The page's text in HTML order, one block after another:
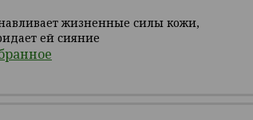
жизненные силы кожи,
ей сияние